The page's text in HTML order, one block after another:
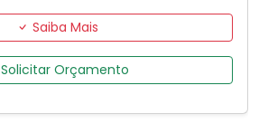
Saiba Mais
Solicitar Orçamento